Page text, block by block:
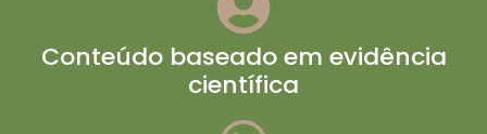
Conteúdo baseado em evidência
científica